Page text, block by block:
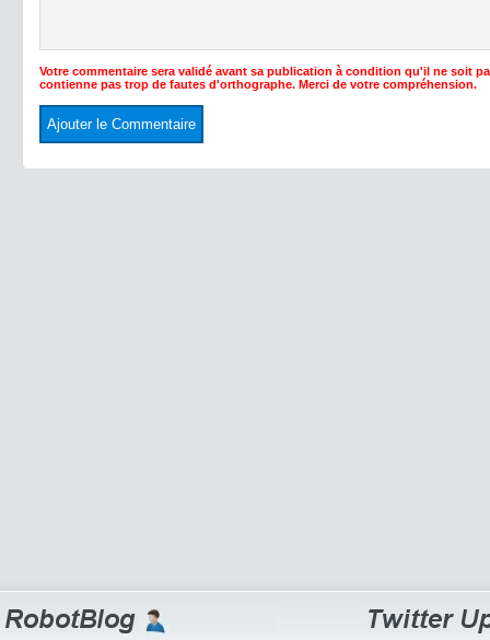
Votre commentaire sera validé avant sa publication à condition qu'il ne soit
contienne pas trop de fautes d'orthographe. Merci de votre compréhension.